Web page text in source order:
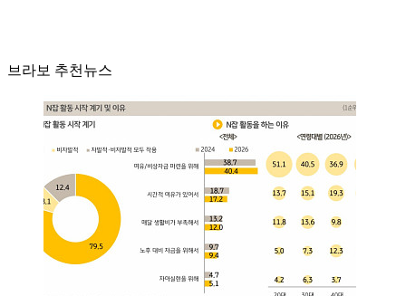
브라보 추천뉴스